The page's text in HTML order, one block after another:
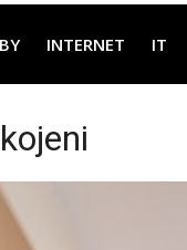
INTERNET IT